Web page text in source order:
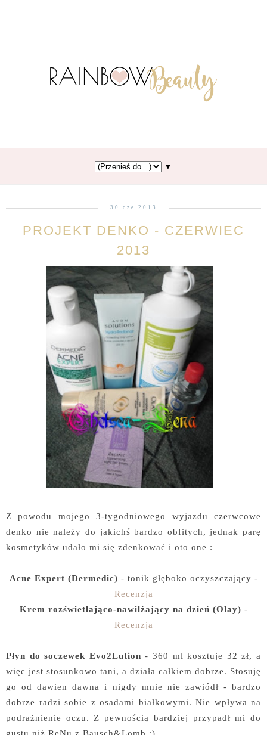
▼
30 cze 2013
PROJEKT DENKO - CZERWIEC
2013
Z powodu mojego 3-tygodniowego wyjazdu czerwcowe
denko nie należy do jakichś bardzo obfitych, jednak parę
kosmetyków udało mi się zdenkować i oto one :
Acne Expert (Dermedic) - tonik głęboko oczyszczający -
Recenzja
Krem rozświetlająco-nawilżający na dzień (Olay) -
Recenzja
Płyn do soczewek Evo2Lution - 360 ml kosztuje 32 zł, a
więc jest stosunkowo tani, a działa całkiem dobrze. Stosuję
go od dawien dawna i nigdy mnie nie zawiódł - bardzo
dobrze radzi sobie z osadami białkowymi. Nie wpływa na
podrażnienie oczu. Z pewnością bardziej przypadł mi do